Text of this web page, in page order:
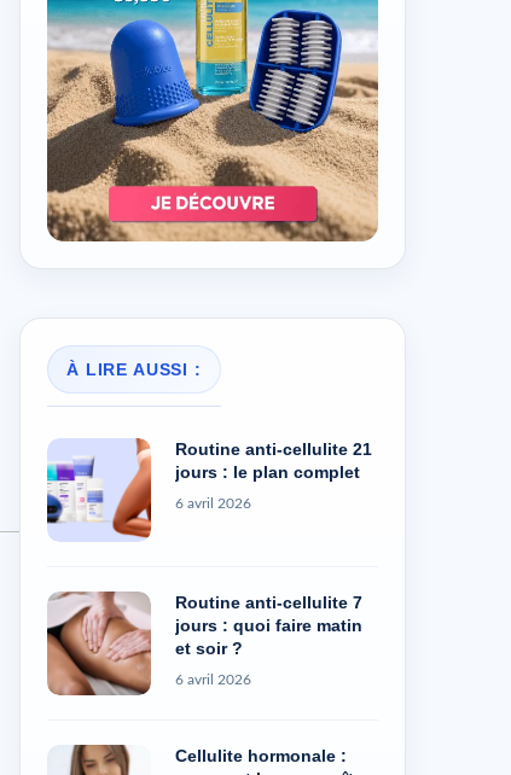
À LIRE AUSSI :
Routine anti-cellulite 21
jours : le plan complet
6 avril 2026
Routine anti-cellulite 7
jours : quoi faire matin
et soir ?
6 avril 2026
Cellulite hormonale :